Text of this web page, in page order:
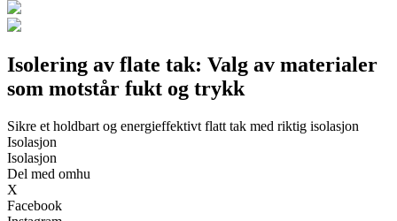
Isolering av flate tak: Valg av materialer
som motstår fukt og trykk
Sikre et holdbart og energieffektivt flatt tak med riktig isolasjon
Isolasjon
Isolasjon
Del med omhu
X
Facebook